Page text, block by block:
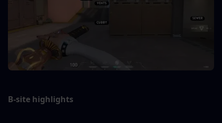
B-site highlights